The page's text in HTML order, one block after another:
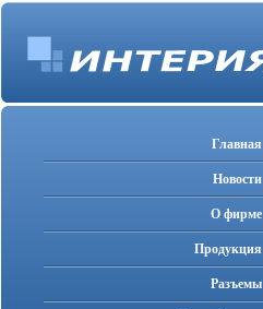
Главная
Новости
О фирме
Продукция
Разъемы